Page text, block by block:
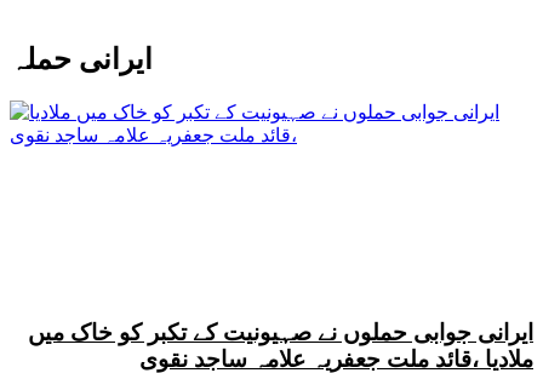
ایرانی حملہ
ایرانی جوابی حملوں نے صہیونیت کے تکبر کو خاک میں
ملادیا ،قائد ملت جعفریہ علامہ ساجد نقوی